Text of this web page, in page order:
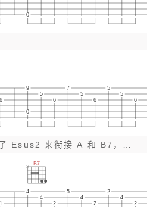
0
6
9
0
5
6
7
5
6
5
5
6
1
4
4
2
5
4
2
2
4
2
B7